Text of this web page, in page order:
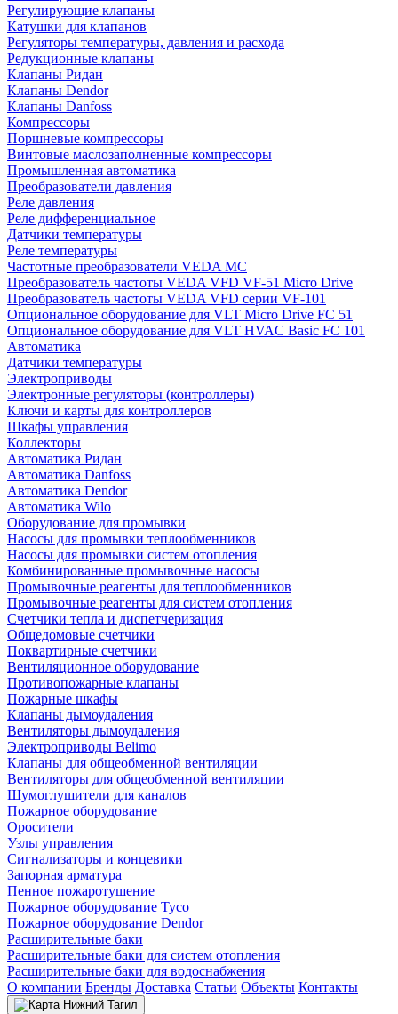
Регулирующие клапаны
Катушки для клапанов
Регуляторы температуры, давления и расхода
Редукционные клапаны
Клапаны Ридан
Клапаны Dendor
Клапаны Danfoss
Компрессоры
Поршневые компрессоры
Винтовые маслозаполненные компрессоры
Промышленная автоматика
Преобразователи давления
Реле давления
Реле дифференциальное
Датчики температуры
Реле температуры
Частотные преобразователи VEDA MC
Преобразователь частоты VEDA VFD VF-51 Micro Drive
Преобразователь частоты VEDA VFD серии VF-101
Опциональное оборудование для VLT Micro Drive FC 51
Опциональное оборудование для VLT HVAC Basic FC 101
Автоматика
Датчики температуры
Электроприводы
Электронные регуляторы (контроллеры)
Ключи и карты для контроллеров
Шкафы управления
Коллекторы
Автоматика Ридан
Автоматика Danfoss
Автоматика Dendor
Автоматика Wilo
Оборудование для промывки
Насосы для промывки теплообменников
Насосы для промывки систем отопления
Комбинированные промывочные насосы
Промывочные реагенты для теплообменников
Промывочные реагенты для систем отопления
Счетчики тепла и диспетчеризация
Общедомовые счетчики
Поквартирные счетчики
Вентиляционное оборудование
Противопожарные клапаны
Пожарные шкафы
Клапаны дымоудаления
Вентиляторы дымоудаления
Электроприводы Belimo
Клапаны для общеобменной вентиляции
Вентиляторы для общеобменной вентиляции
Шумоглушители для каналов
Пожарное оборудование
Оросители
Узлы управления
Сигнализаторы и концевики
Запорная арматура
Пенное пожаротушение
Пожарное оборудование Tyco
Пожарное оборудование Dendor
Расширительные баки
Расширительные баки для систем отопления
Расширительные баки для водоснабжения
О компании Бренды Доставка Статьи Объекты Контакты
Нижний Тагил